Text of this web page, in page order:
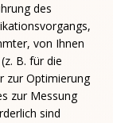
des
von Ihnen
B. für die
zur Optimierung
zur Messung
sind